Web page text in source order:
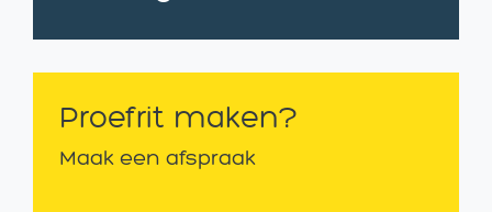
Proefrit maken?
Maak een afspraak